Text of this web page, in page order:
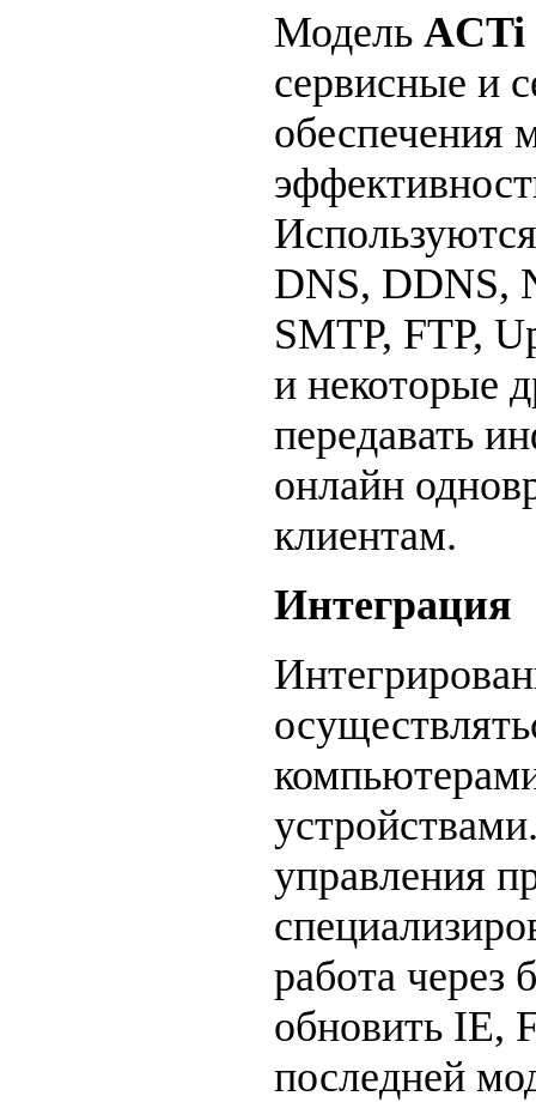
Модель ACTi
сервисные и
обеспечения
DNS, DDNS,
SMTP, FTP,
и некоторые
передавать
онлайн
клиентам.
Интеграция
управления
работа через
обновить IE,
последней